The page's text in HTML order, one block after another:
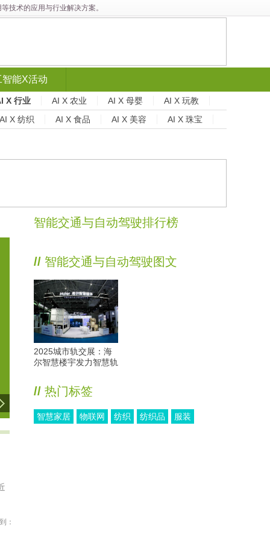
技术的应用与行业解决方案。
智能X活动
X 行业 AI X 农业 AI X 母婴
AI X 玩教
AI X 纺织 AI X 食品 AI X 美容 AI X 珠宝
：
智能交通与自动驾驶排行榜
// 智能交通与自动驾驶图文
2025城市轨交展：海
尔智慧楼宇发力智慧轨
// 热门标签
智慧家居 物联网 纺织 纺织品 服装